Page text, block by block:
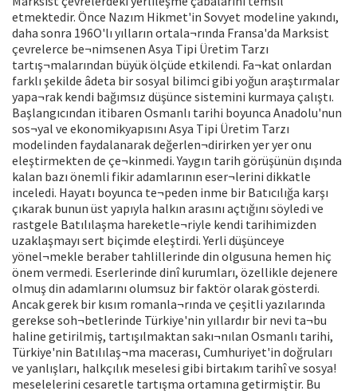
etmektedir. Önce Nazım Hikmet'in Sovyet modeline yakındı,
daha sonra 196O'lı yılların ortala¬rında Fransa'da Marksist
çevrelerce be¬nimsenen Asya Tipi Üretim Tarzı
tartış¬malarından büyük ölçüde etkilendi. Fa¬kat onlardan
farklı şekilde âdeta bir sosyal bilimci gibi yoğun araştırmalar
yapa¬rak kendi bağımsız düşünce sistemini kurmaya çalıştı.
Başlangıcından itibaren Osmanlı tarihi boyunca Anadolu'nun
sos¬yal ve ekonomikyapısını Asya Tipi Üretim Tarzı
modelinden faydalanarak değerlen¬dirirken yer yer onu
eleştirmekten de çe¬kinmedi. Yaygın tarih görüşünün dışında
kalan bazı önemli fikir adamlarının eser¬lerini dikkatle
inceledi. Hayatı boyunca te¬peden inme bir Batıcılığa karşı
çıkarak bunun üst yapıyla halkın arasını açtığını söyledi ve
rastgele Batılılaşma hareketle¬riyle kendi tarihimizden
uzaklaşmayı sert biçimde eleştirdi. Yerli düşünceye
yönel¬mekle beraber tahlillerinde din olgusuna hemen hiç
önem vermedi. Eserlerinde dinî kurumları, özellikle dejenere
olmuş din adamlarını olumsuz bir faktör olarak gösterdi.
Ancak gerek bir kısım romanla¬rında ve çeşitli yazılarında
gerekse soh¬betlerinde Türkiye'nin yıllardır bir nevi ta¬bu
haline getirilmiş, tartışılmaktan sakı¬nılan Osmanlı tarihi,
Türkiye'nin Batılılaş¬ma macerası, Cumhuriyet'in doğruları
ve yanlışları, halkçılık meselesi gibi birtakım tarihî ve sosya!
meselelerini cesaretle tartışma ortamına getirmiştir. Bu